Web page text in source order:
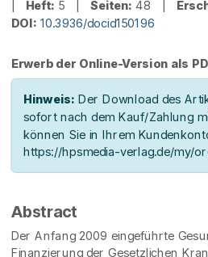
Heft: 5 | Seiten: 48 |
DOI: 10.3936/docid150196
Erwerb der Online-Version als
Hinweis: Der Download des
sofort nach dem Kauf/Zahlung
können Sie in Ihrem
https://hpsmedia-verlag.de/my/
Abstract
Der Anfang 2009 eingeführte
Finanzierung der Gesetzlichen